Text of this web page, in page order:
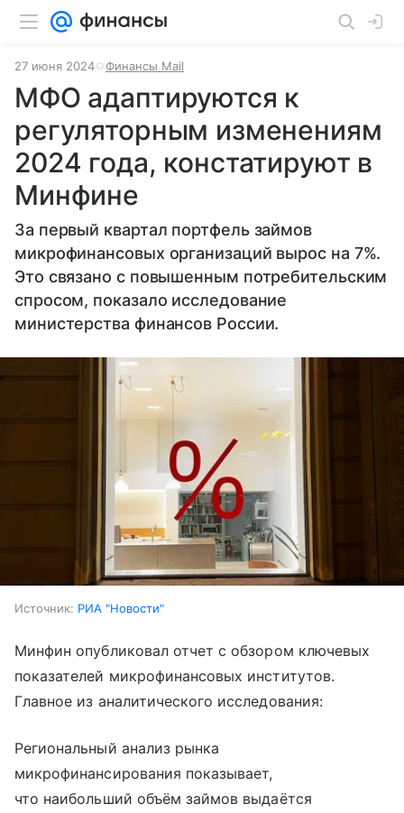
27 июня 2024 Финансы Mail
МФО адаптируются к
регуляторным изменениям
2024 года, констатируют в
Минфине
За первый квартал портфель займов
микрофинансовых организаций вырос на 7%.
Это связано с повышенным потребительским
спросом, показало исследование
министерства финансов России.
Источник: РИА "Новости"
Минфин опубликовал отчет с обзором ключевых
показателей микрофинансовых институтов.
Главное из аналитического исследования:
Региональный анализ рынка
микрофинансирования показывает,
что наибольший объём займов выдаётся